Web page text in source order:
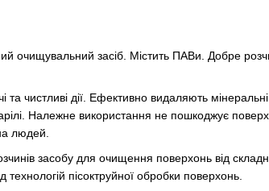
очищувальний засіб. Містить ПАВи. Добре
чистливі дії. Ефективно видаляють мінеральні
Належне використання не пошкоджує
людей.
засобу для очищення поверхонь від
технологій пісоктруйної обробки поверхонь.